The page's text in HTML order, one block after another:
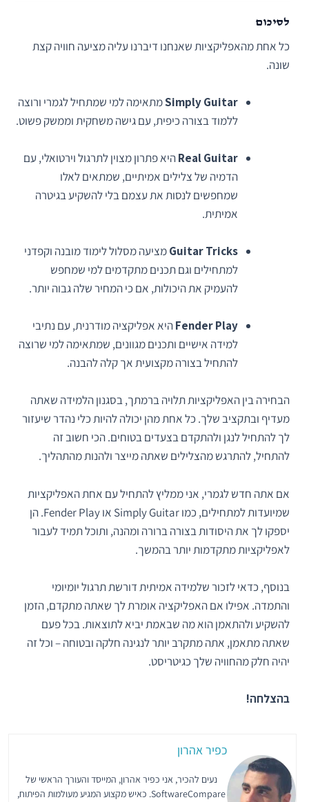
לסיכום
כל אחת מהאפליקציות שאנחנו דיברנו עליה מציעה חוויה קצת
שונה.
Simply Guitarמתאימה למי שמתחיל לגמרי ורוצה
ללמוד בצורה כיפית, עם גישה משחקית וממשק פשוט.
Real Guitarהיא פתרון מצוין לתרגול וירטואלי, עם
הדמיה של צלילים אמיתיים, שמתאים לאלו
שמחפשים לנסות את עצמם בלי להשקיע בגיטרה
אמיתית.
Guitar Tricksמציעה מסלול לימוד מובנה וקפדני
למתחילים וגם תכנים מתקדמים למי שמחפש
להעמיק את היכולות, אם כי המחיר שלה גבוה יותר.
Fender Playהיא אפליקציה מודרנית, עם נתיבי
למידה אישיים ותכנים מגוונים, שמתאימה למי שרוצה
להתחיל בצורה מקצועית אך קלה להבנה.
הבחירה בין האפליקציות תלויה ברמתך, בסגנון הלמידה שאתה
מעדיף ובתקציב שלך. כל אחת מהן יכולה להיות כלי נהדר שיעזור
לך להתחיל לנגן ולהתקדם בצעדים בטוחים. הכי חשוב זה
להתחיל, להתרגש מהצלילים שאתה מייצר ולהנות מהתהליך.
אם אתה חדש לגמרי, אני ממליץ להתחיל עם אחת האפליקציות
שמיועדות למתחילים, כמו Simply Guitar או Fender Play. הן
יספקו לך את היסודות בצורה ברורה ומהנה, ותוכל תמיד לעבור
לאפליקציות מתקדמות יותר בהמשך.
בנוסף, כדאי לזכור שלמידה אמיתית דורשת תרגול יומיומי
והתמדה. אפילו אם האפליקציה אומרת לך שאתה מתקדם, הזמן
להשקיע ולהתאמן הוא מה שבאמת יביא לתוצאות. בכל פעם
שאתה מתאמן, אתה מתקרב יותר לנגינה חלקה ובטוחה – וכל זה
יהיה חלק מהחוויה שלך כגיטריסט.
בהצלחה!
כפיר אהרון
נעים להכיר, אני כפיר אהרון, המייסד והעורך הראשי של
SoftwareCompare. כאיש מקצוע המגיע מעולמות הפיתוח,